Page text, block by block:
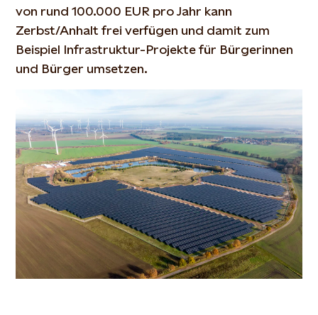
von rund 100.000 EUR pro Jahr kann
Zerbst/Anhalt frei verfügen und damit zum
Beispiel Infrastruktur-Projekte für Bürgerinnen
und Bürger umsetzen.